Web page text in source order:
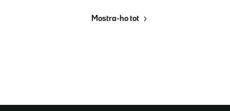
Mostra-ho tot